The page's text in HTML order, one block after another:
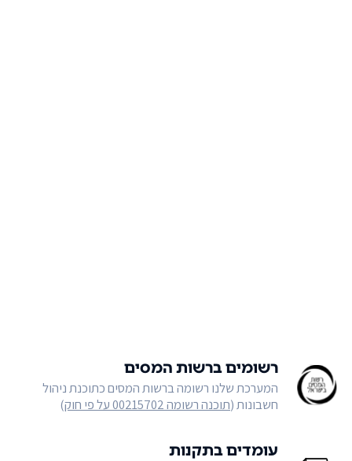
רשומים ברשות המסים
המערכת שלנו רשומה ברשות המסים כתוכנת ניהול
חשבונות (תוכנה רשומה 00215702 על פי חוק )
עומדים בתקנות